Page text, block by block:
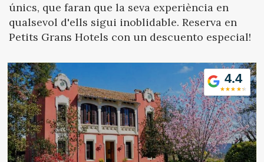
vpn_key Inicia sessió person Crear compte
Ubicació/nom de l'hotel
CA ES EN FR
únics, que faran que la seva experiència en
qualsevol d'ells sigui inoblidable. Reserva en
Petits Grans Hotels con un descuento especial!
4.4